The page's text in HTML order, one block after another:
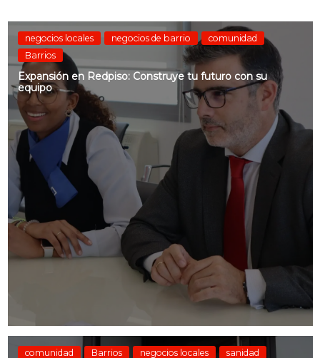
negocios locales negocios de barrio
comunidad
Barrios
Expansión en Redpiso: Construye tu futuro con su
equipo
comunidad Barrios negocios locales sanidad